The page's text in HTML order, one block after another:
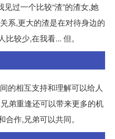
过一个比较“渣”的渣女,她
系,更大的渣是在对待身边的
较少,在我看... 但。
的相互支持和理解可以给人
弟重逢还可以带来更多的机
作,兄弟可以共同。